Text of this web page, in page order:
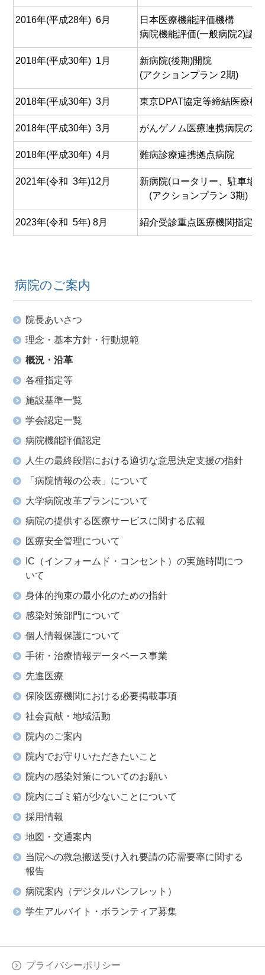
2016年(平成28年) 6月
日本医療機能評価機構
病院機能評価(一般病院2)認定
2018年(平成30年) 1月
新病院(後期)開院
(アクションプラン 2期)
2018年(平成30年) 3月 東京DPAT協定等締結医療機
2018年(平成30年) 3月 がんゲノム医療連携病院の指
2018年(平成30年) 4月 難病診療連携拠点病院
2021年(令和 3年)12月
新病院(ロータリー、駐車場
(アクションプラン 3期)
2023年(令和 5年) 8月 紹介受診重点医療機関指定
病院のご案内
院長あいさつ
理念・基本方針・行動規範
概況・沿革
各種指定等
施設基準一覧
学会認定一覧
病院機能評価認定
人生の最終段階における適切な意思決定支援の指針
「病院情報の公表」について
大学病院改革プランについて
病院の提供する医療サービスに関する広報
医療安全管理について
IC（インフォームド・コンセント）の実施時間につ
いて
身体的拘束の最小化のための指針
感染対策部門について
個人情報保護について
手術・治療情報データベース事業
先進医療
保険医療機関における必要掲載事項
社会貢献・地域活動
院内のご案内
院内でお守りいただきたいこと
院内の感染対策についてのお願い
院内にゴミ箱が少ないことについて
採用情報
地図・交通案内
当院への救急搬送受け入れ要請の応需要率に関する
報告
病院案内（デジタルパンフレット）
学生アルバイト・ボランティア募集
プライバシーポリシー